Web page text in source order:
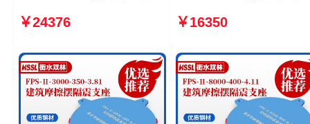
产厂家 摩擦摆隔震支座FPSII-
￥24376
隔震支座厂家 摩擦摆减隔
￥16350